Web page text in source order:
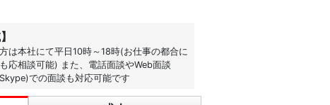
は本社にて平日10時～18時(お仕事の都合に
応相談可能) また、電話面談やWeb面談
での面談も対応可能です